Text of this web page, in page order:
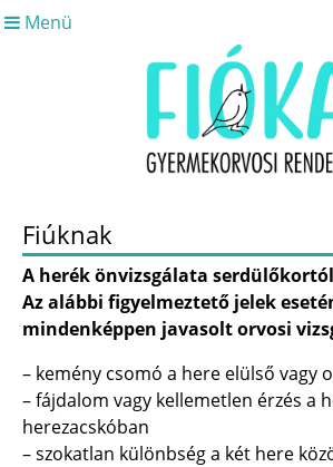
Menü
Fiúknak
A herék önvizsgálata
Az alábbi figyelmeztető jelek
mindenképpen javasolt orvosi
– kemény csomó a here elülső vagy
– fájdalom vagy kellemetlen érzés a
herezacskóban
– szokatlan különbség a két here